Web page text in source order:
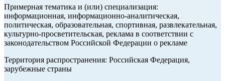
Примерная тематика и (или) специализация:
информационная, информационно-аналитическая,
политическая, образовательная, спортивная, развлекательная,
культурно-просветительская, реклама в соответствии с
законодательством Российской Федерации о рекламе
Территория распространения: Российская Федерация,
зарубежные страны